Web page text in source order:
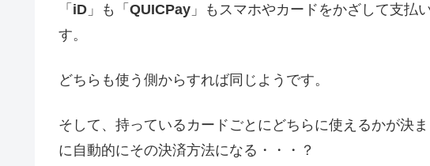
「 iD 」も「 QUICPay 」もスマホやカードをかざして支払
す。
どちらも使う側からすれば同じようです。
そして、持っているカードごとにどちらに使えるかが決
に自動的にその決済方法になる・・・？